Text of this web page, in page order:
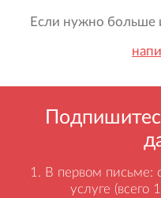
Если нужно больше
В первом письме:
услуге (всего